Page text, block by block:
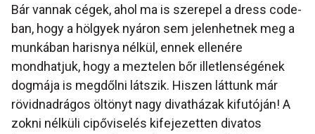
Bár vannak cégek, ahol ma is szerepel a dress code-
ban, hogy a hölgyek nyáron sem jelenhetnek meg a
munkában harisnya nélkül, ennek ellenére
mondhatjuk, hogy a meztelen bőr illetlenségének
dogmája is megdőlni látszik. Hiszen láttunk már
rövidnadrágos öltönyt nagy divatházak kifutóján! A
zokni nélküli cipőviselés kifejezetten divatos